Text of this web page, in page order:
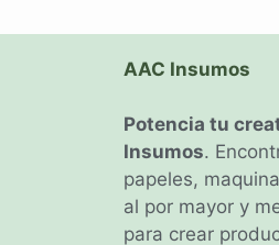
AAC Insumos
Potencia tu
Insumos.
papeles,
al por mayor y
para crear